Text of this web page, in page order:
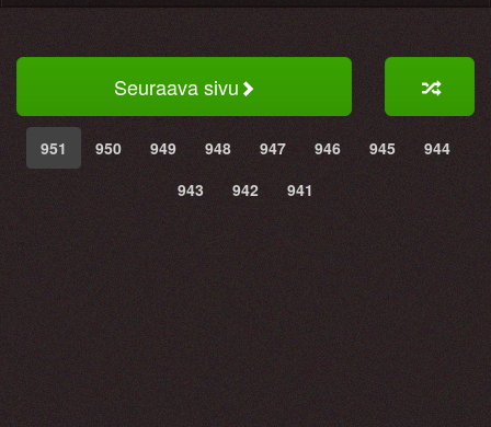
Seuraava sivu
951 950 949 948 947 946 945
944
943
942 941